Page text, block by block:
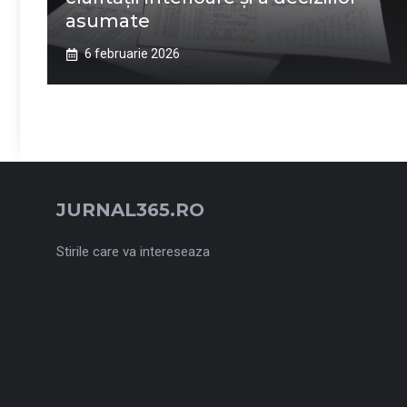
asumate
6 februarie 2026
JURNAL365.RO
Stirile care va intereseaza